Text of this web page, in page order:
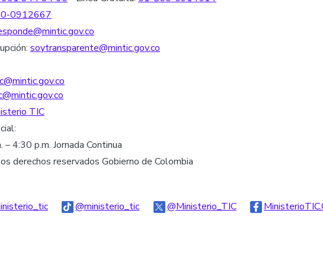
0912667
soytransparente@mintic.gov.co
TIC
4:30 p.m. Jornada Continua
derechos reservados Gobierno de Colombia
Logo Threads
@ministerio_ticLogo Tiktok@Ministerio_TICLogo Twitter